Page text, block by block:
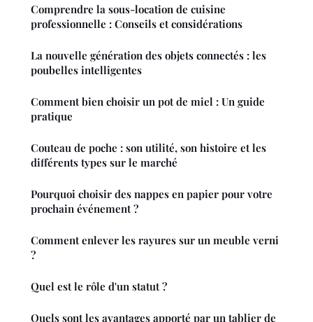
Comprendre la sous-location de cuisine
professionnelle : Conseils et considérations
La nouvelle génération des objets connectés : les
poubelles intelligentes
Comment bien choisir un pot de miel : Un guide
pratique
Couteau de poche : son utilité, son histoire et les
différents types sur le marché
Pourquoi choisir des nappes en papier pour votre
prochain événement ?
Comment enlever les rayures sur un meuble verni
?
Quel est le rôle d'un statut ?
Quels sont les avantages apporté par un tablier de